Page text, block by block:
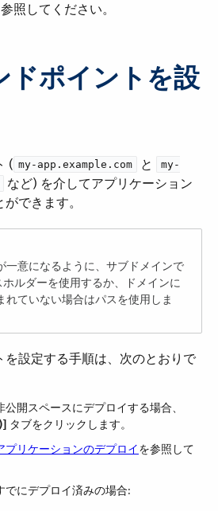
照してください。
ドポイントを設
(​ my-app.example.com ​ と ​
my-
​ など) を介してアプリケーション
できます。
一意になるように、サブドメインで
ホルダーを使用するか、ドメインに
れていない場合はパスを使用しま
設定する手順は、次のとおりで
開スペースにデプロイする場合、​
​ タブをクリックします。
プリケーションのデプロイを参照して
でにデプロイ済みの場合: